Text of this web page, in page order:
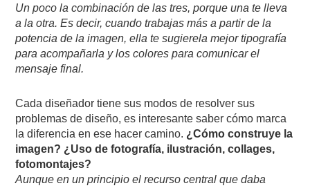
Un poco la combinación de las tres, porque una te lleva
a la otra. Es decir, cuando trabajas más a partir de la
potencia de la imagen, ella te sugierela mejor tipografía
para acompañarla y los colores para comunicar el
mensaje final.
Cada diseñador tiene sus modos de resolver sus
problemas de diseño, es interesante saber cómo marca
la diferencia en ese hacer camino. ¿Cómo construye la
imagen? ¿Uso de fotografía, ilustración, collages,
fotomontajes?
Aunque en un principio el recurso central que daba